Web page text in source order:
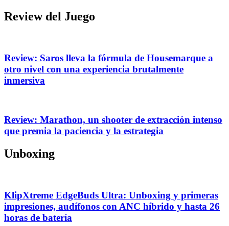
Review del Juego
Review: Saros lleva la fórmula de Housemarque a
otro nivel con una experiencia brutalmente
inmersiva
Review: Marathon, un shooter de extracción intenso
que premia la paciencia y la estrategia
Unboxing
KlipXtreme EdgeBuds Ultra: Unboxing y primeras
impresiones, audífonos con ANC híbrido y hasta 26
horas de batería